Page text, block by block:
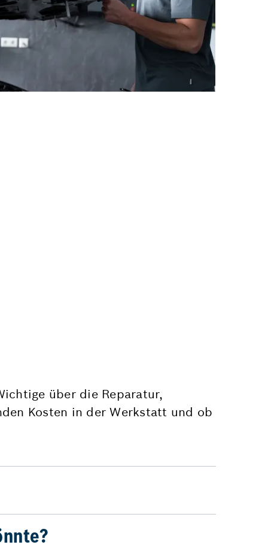
über die Reparatur,
Kosten in der Werkstatt und ob